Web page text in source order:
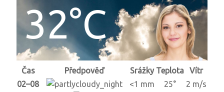
32°C
Čas Předpověď Srážky Teplota
Vítr
02–08
<1 mm 25°
2 m/s